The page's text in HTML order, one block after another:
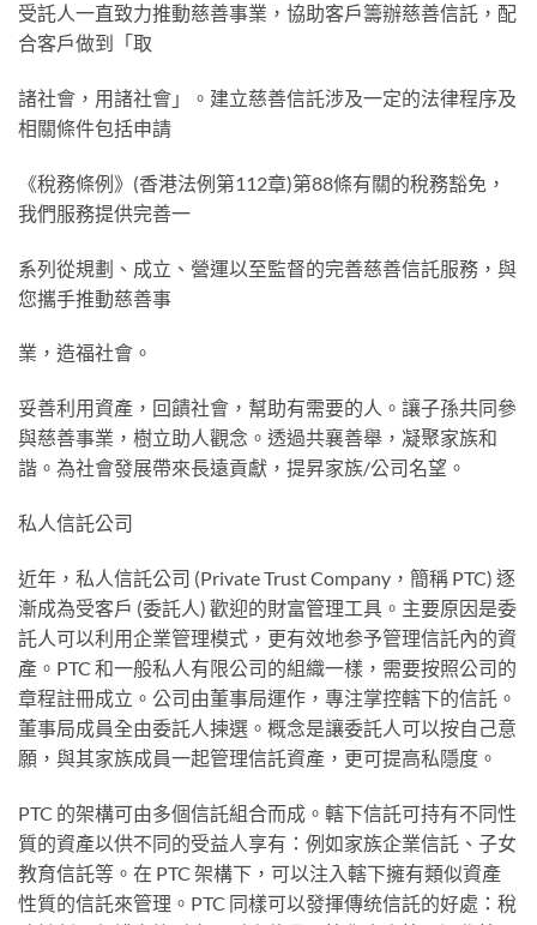
受託⼈⼀直致⼒推動慈善事業，協助客戶籌辦慈善信託，配
合客戶做到「取
諸社會，⽤諸社會」。建⽴慈善信託涉及⼀定的法律程序及
相關條件包括申請
《稅務條例》(⾹港法例第112章)第88條有關的稅務豁免，
我們服務提供完善⼀
系列從規劃、成⽴、營運以⾄監督的完善慈善信託服務，與
您攜⼿推動慈善事
業，造福社會。
妥善利⽤資產，回饋社會，幫助有需要的⼈。讓⼦孫共同參
與慈善事業，樹⽴助⼈觀念。透過共襄善舉，凝聚家族和
諧。為社會發展帶來⻑遠貢獻，提昇家族/公司名望。
私⼈信託公司
近年，私⼈信託公司 (Private Trust Company，簡稱 PTC) 逐
漸成為受客⼾ (委託⼈) 歡迎的財富管理⼯具。主要原因是委
託⼈可以利⽤企業管理模式，更有效地参予管理信託內的資
產。PTC 和⼀般私⼈有限公司的組織⼀樣，需要按照公司的
章程註冊成⽴。公司由董事局運作，專注掌控轄下的信託。
董事局成員全由委託⼈揀選。概念是讓委託⼈可以按⾃⼰意
願，與其家族成員⼀起管理信託資產，更可提⾼私隱度。
PTC 的架構可由多個信託組合⽽成。轄下信託可持有不同性
質的資產以供不同的受益⼈享有：例如家族企業信託、⼦⼥
教育信託等。在 PTC 架構下，可以注⼊轄下擁有類似資產
性質的信託來管理。PTC 同樣可以發揮傳统信託的好處：稅